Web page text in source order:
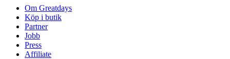
Om Greatdays
Köp i butik
Partner
Jobb
Press
Affiliate